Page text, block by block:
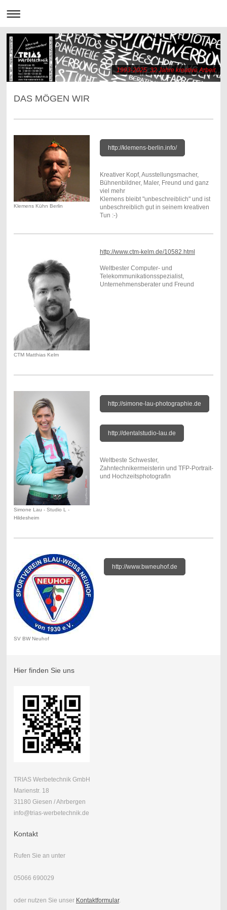
1993-2025 32 Jahre kreative Arbeit
DAS MÖGEN WIR
Klemens Kühn Berlin
http://klemens-berlin.info/
Kreativer Kopf, Ausstellungsmacher,
Bühnenbildner, Maler, Freund und ganz
viel mehr
Klemens bleibt "unbeschreiblich" und ist
unbeschreiblich gut in seinem kreativen
Tun :-)
CTM Matthias Kelm
http://www.ctm-kelm.de/10582.html
Weltbester Computer- und
Telekommunikationsspezialist,
Unternehmensberater und Freund
Simone Lau - Studio L -
Hildesheim
http://simone-lau-photographie.de
http://dentalstudio-lau.de
Weltbeste Schwester,
Zahntechnikermeisterin und TFP-Portrait-
und Hochzeitsphotografin
SV BW Neuhof
http://www.bwneuhof.de
Hier finden Sie uns
TRIAS Werbetechnik GmbH
Marienstr. 18
31180 Giesen / Ahrbergen
info@trias-werbetechnik.de
Kontakt
Rufen Sie an unter
05066 690029
oder nutzen Sie unser Kontaktformular.